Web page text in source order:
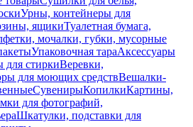
Урны, контейнеры для
ящикиТуалетная бумага,
мочалки, губки, мусорные
Упаковочная тараАксессуары
для стиркиВеревки,
для моющих средствВешалки-
СувенирыКопилкиКартины,
для фотографий,
Шкатулки, подставки для